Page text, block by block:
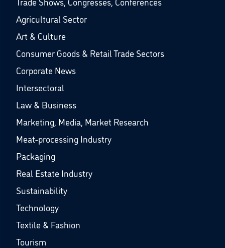
Agricultural Sector
Art & Culture
Consumer Goods & Retail Trade Sectors
Corporate News
Intersectoral
Law & Business
Marketing, Media, Market Research
Meat-processing Industry
Packaging
Real Estate Industry
Sustainability
Technology
Textile & Fashion
Tourism